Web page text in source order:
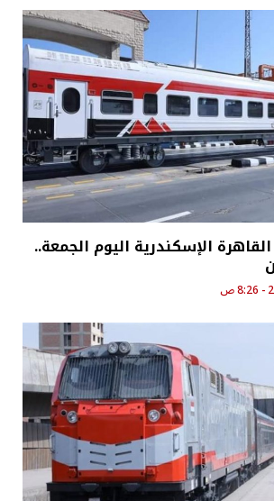
الإسكندرية اليوم الجمعة..